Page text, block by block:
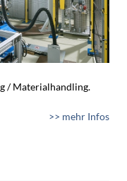
/ Materialhandling.
>> mehr Infos